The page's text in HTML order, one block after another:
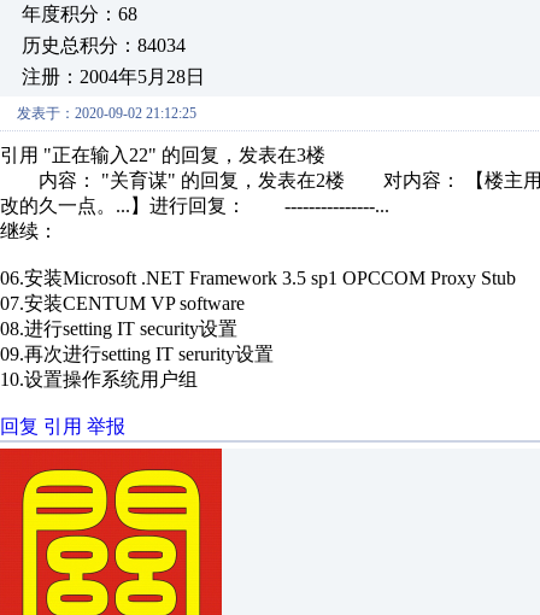
年度积分：68
历史总积分：84034
注册：2004年5月28日
发表于：2020-09-02 21:12:25
引用 "正在输入22" 的回复，发表在3楼
内容： "关育谋" 的回复，发表在2楼 对内容： 【楼主用
改的久一点。...】进行回复： ---------------...
继续：
06.安装Microsoft .NET Framework 3.5 sp1 OPCCOM Proxy Stub
07.安装CENTUM VP software
08.进行setting IT security设置
09.再次进行setting IT serurity设置
10.设置操作系统用户组
回复 引用 举报